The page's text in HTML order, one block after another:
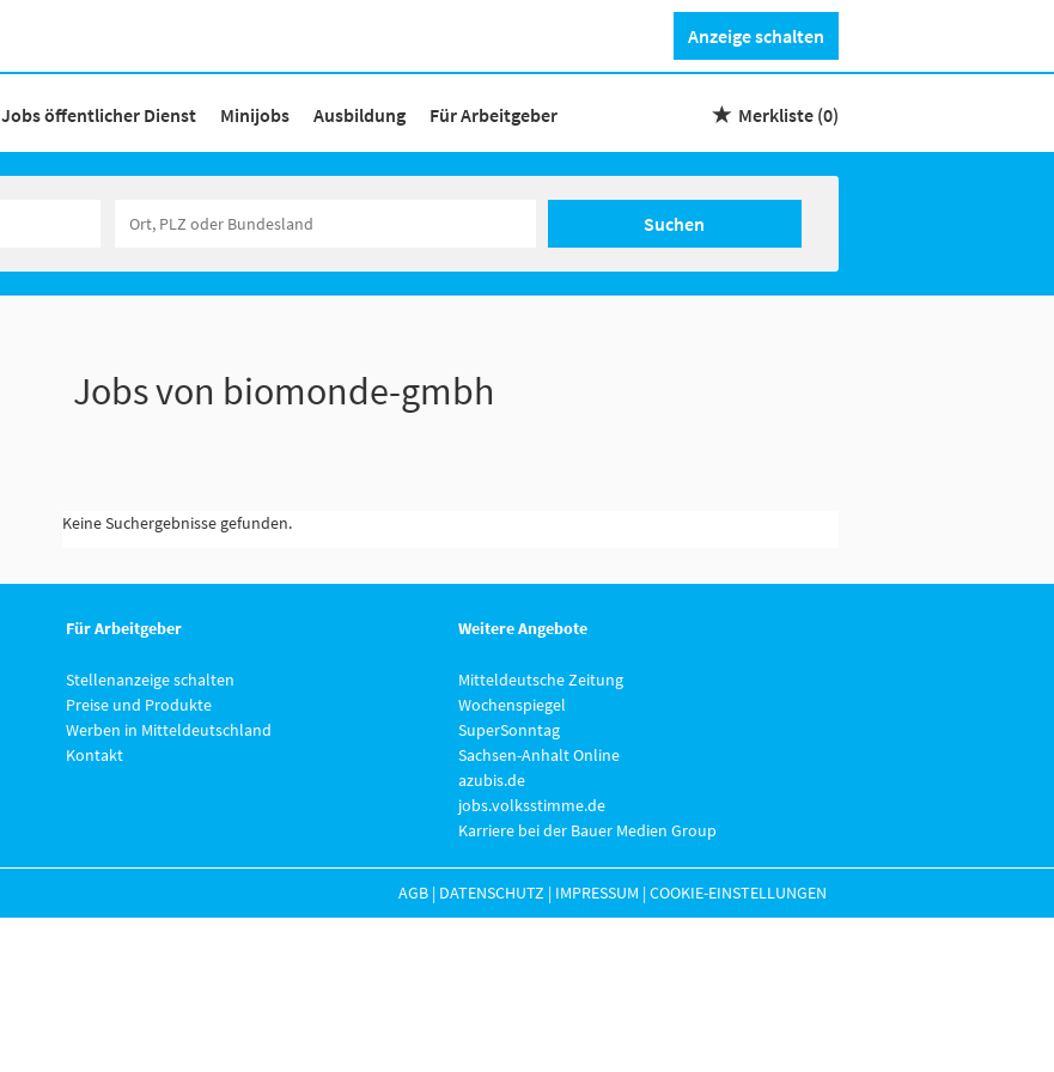
Anzeige schalten
Jobs öffentlicher Dienst Minijobs Ausbildung Für Arbeitgeber Merkliste (0)
Suchen
Jobs von biomonde-gmbh
Keine Suchergebnisse gefunden.
Für Arbeitgeber
Stellenanzeige schalten
Preise und Produkte
Werben in Mitteldeutschland
Kontakt
Weitere Angebote
Mitteldeutsche Zeitung
Wochenspiegel
SuperSonntag
Sachsen-Anhalt Online
azubis.de
jobs.volksstimme.de
Karriere bei der Bauer Medien Group
AGB | DATENSCHUTZ | IMPRESSUM |COOKIE-EINSTELLUNGEN